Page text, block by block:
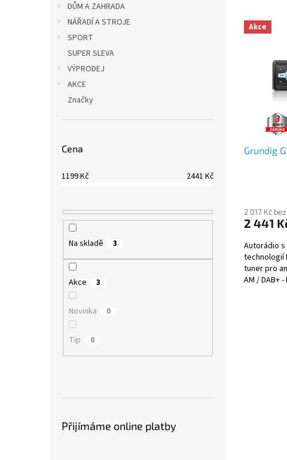
DŮM A ZAHRADA
NÁŘADÍ A STROJE
SPORT
SUPER SLEVA
VÝPRODEJ
AKCE
Značky
Cena
1199Kč 2441 Kč
Na skladě 3
Akce 3
Novinka 0
Tip 0
Přijímáme online platby
nV Akce
Grundig
2 017 Kč
2 441
Autorádio s
technologií
tuner pro
AM / DAB+